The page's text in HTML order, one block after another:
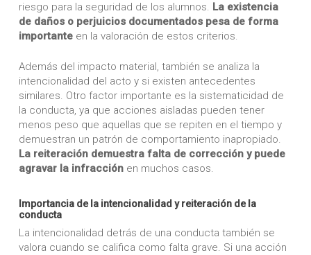
riesgo para la seguridad de los alumnos. La existencia
de daños o perjuicios documentados pesa de forma
importanteen la valoración de estos criterios.
Además del impacto material, también se analiza la
intencionalidad del acto y si existen antecedentes
similares. Otro factor importante es la sistematicidad de
la conducta, ya que acciones aisladas pueden tener
menos peso que aquellas que se repiten en el tiempo y
demuestran un patrón de comportamiento inapropiado.
La reiteración demuestra falta de corrección y puede
agravar la infracciónen muchos casos.
Importancia de la intencionalidad y reiteración de la
conducta
La intencionalidad detrás de una conducta también se
valora cuando se califica como falta grave. Si una acción